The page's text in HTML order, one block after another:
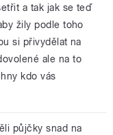
a tak jak se teď
žily podle toho
si přivydělat na
ale na to
kdo vás
půjčky snad na